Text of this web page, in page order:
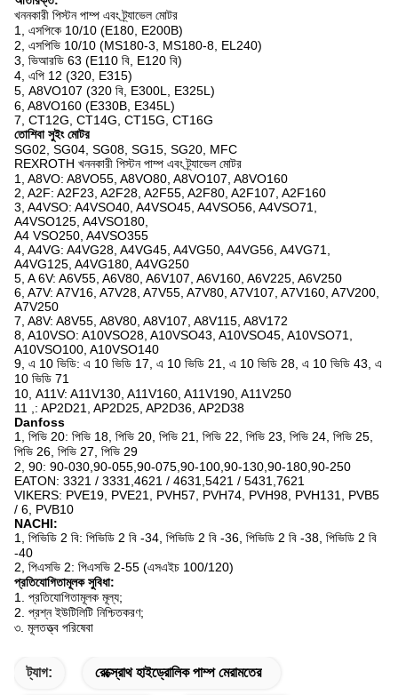
খননকারী পিস্টন পাম্প এবং ট্র্যাভেল মোটর
1, এসপিকে 10/10 (E180, E200B)
2, এসপিভি 10/10 (MS180-3, MS180-8, EL240)
3, ভিআরডি 63 (E110 বি, E120 বি)
4, এপি 12 (320, E315)
5, A8VO107 (320 বি, E300L, E325L)
6, A8VO160 (E330B, E345L)
7, CT12G, CT14G, CT15G, CT16G
তোশিবা সুইং মোটর
SG02, SG04, SG08, SG15, SG20, MFC
REXROTH খননকারী পিস্টন পাম্প এবং ট্র্যাভেল মোটর
1, A8VO: A8VO55, A8VO80, A8VO107, A8VO160
2, A2F: A2F23, A2F28, A2F55, A2F80, A2F107, A2F160
3, A4VSO: A4VSO40, A4VSO45, A4VSO56, A4VSO71,
A4VSO125, A4VSO180,
A4 VSO250, A4VSO355
4, A4VG: A4VG28, A4VG45, A4VG50, A4VG56, A4VG71,
A4VG125, A4VG180, A4VG250
5, A 6V: A6V55, A6V80, A6V107, A6V160, A6V225, A6V250
6, A7V: A7V16, A7V28, A7V55, A7V80, A7V107, A7V160, A7V200,
A7V250
7, A8V: A8V55, A8V80, A8V107, A8V115, A8V172
8, A10VSO: A10VSO28, A10VSO43, A10VSO45, A10VSO71,
A10VSO100, A10VSO140
9, এ 10 ভিডি: এ 10 ভিডি 17, এ 10 ভিডি 21, এ 10 ভিডি 28, এ 10 ভিডি 43, এ
10 ভিডি 71
10, A11V: A11V130, A11V160, A11V190, A11V250
11 ,: AP2D21, AP2D25, AP2D36, AP2D38
Danfoss
1, পিভি 20: পিভি 18, পিভি 20, পিভি 21, পিভি 22, পিভি 23, পিভি 24, পিভি 25,
পিভি 26, পিভি 27, পিভি 29
2, 90: 90-030,90-055,90-075,90-100,90-130,90-180,90-250
EATON: 3321 / 3331,4621 / 4631,5421 / 5431,7621
VIKERS: PVE19, PVE21, PVH57, PVH74, PVH98, PVH131, PVB5
/ 6, PVB10
NACHI:
1, পিভিডি 2 বি: পিভিডি 2 বি -34, পিভিডি 2 বি -36, পিভিডি 2 বি -38, পিভিডি 2 বি
-40
2, পিএসভি 2: পিএসভি 2-55 (এসএইচ 100/120)
প্রতিযোগিতামূলক সুবিধা:
1. প্রতিযোগিতামূলক মূল্য;
2. প্রশ্ন ইউটিলিটি নিশ্চিতকরণ;
৩. মূলতত্ত্ব পরিষেবা
ট্যাগ: রেক্স্রোথ হাইড্রোলিক পাম্প মেরামতের